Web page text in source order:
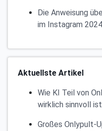
Die Anweisung
im Instagram 2024
Aktuellste Artikel
Wie KI Teil von
wirklich sinnvoll ist
Großes Onlypult-